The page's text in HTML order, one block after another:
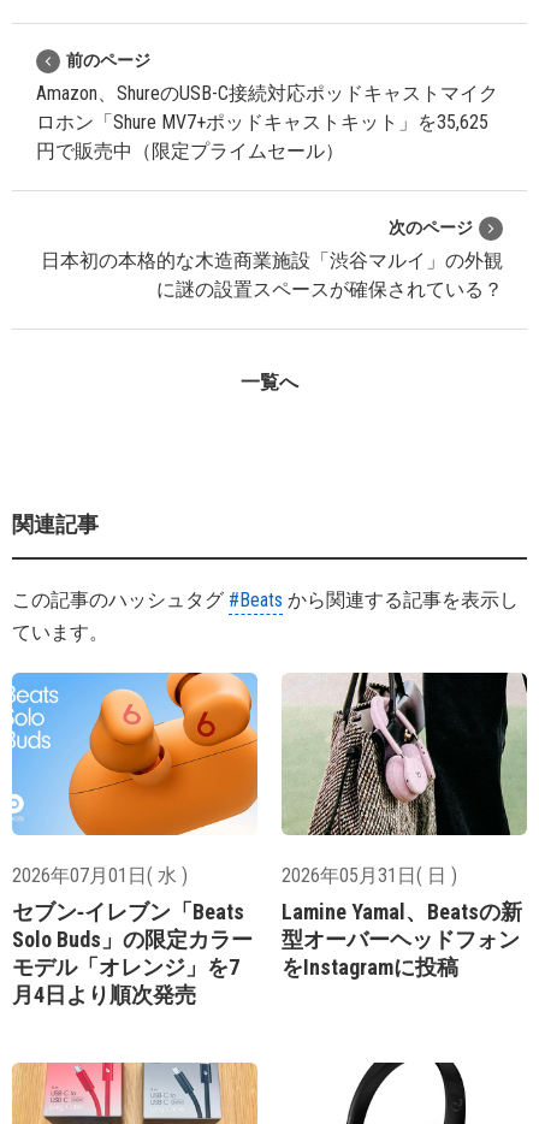
前のページ
Amazon、ShureのUSB-C接続対応ポッドキャストマイク
ロホン「Shure MV7+ポッドキャストキット」を35,625
円で販売中（限定プライムセール）
次のページ
日本初の本格的な木造商業施設「渋谷マルイ」の外観
に謎の設置スペースが確保されている？
一覧へ
関連記事
この記事のハッシュタグ #Beats から関連する記事を表示し
ています。
2026年07月01日( 水 )
セブン‐イレブン「Beats
Solo Buds」の限定カラー
モデル「オレンジ」を7
月4日より順次発売
2026年05月31日( 日 )
Lamine Yamal、Beatsの新
型オーバーヘッドフォン
をInstagramに投稿